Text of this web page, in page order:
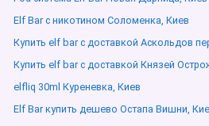
Elf Bar с никотином Соломенка, Киев
Купить elf bar с доставкой Аскольдов
Купить elf bar с доставкой Князей
elfliq 30ml Куреневка, Киев
Elf Bar купить дешево Остапа Вишни,